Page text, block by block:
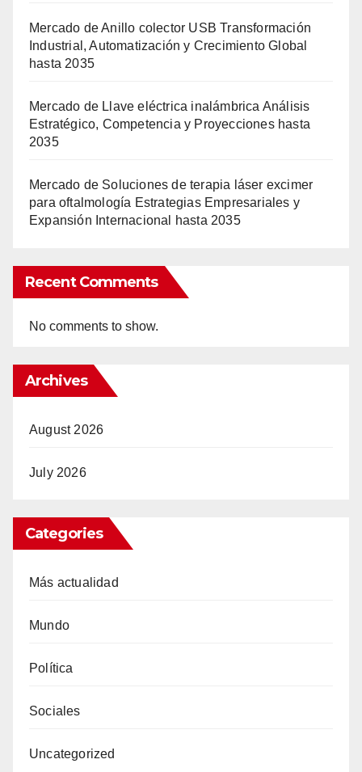
Mercado de Anillo colector USB Transformación
Industrial, Automatización y Crecimiento Global
hasta 2035
Mercado de Llave eléctrica inalámbrica Análisis
Estratégico, Competencia y Proyecciones hasta
2035
Mercado de Soluciones de terapia láser excimer
para oftalmología Estrategias Empresariales y
Expansión Internacional hasta 2035
Recent Comments
No comments to show.
Archives
August 2026
July 2026
Categories
Más actualidad
Mundo
Política
Sociales
Uncategorized